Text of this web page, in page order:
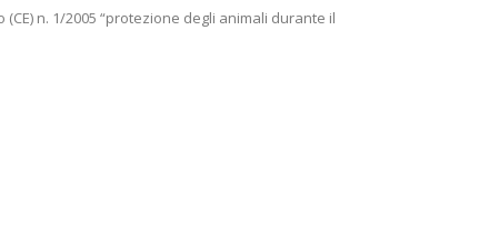
n. 1/2005 “protezione degli animali durante il